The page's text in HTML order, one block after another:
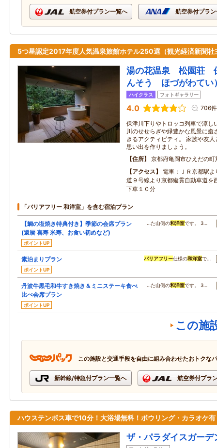
航空券付プラン一覧へ 航空券付プラ
5つ星認定2017年度人気温泉旅館ホテル250選（観光経済新聞社
湯の花温泉 松園荘
んそう ほづがわてい
ハイクラス フォトギャラリー
4.0 706件
保津川下りやトロッコ列車で涼し
川のせせらぎや緑豊かな風景に癒
きるアクティビティ。 家族や友
思い出を作りましょう。
住所
京都府亀岡市ひえだの
アクセス
電車：ＪＲ京都駅
道９号線より京都縦貫自動車道を
下車１０分
「バリアフリー 和洋室」を含む宿泊プラン
【鯛の塩焼き特典付き】季節の会席プラン
(還暦 喜寿 米寿、お食い初めなど)
ポイントUP
…た山側の和洋室です。 3…
素泊まりプラン
ポイントUP
バリアフリー仕様の和洋室で…
丹波牛黒毛和牛すき焼き＆ミニステーキ食べ
比べ会席プラン
ポイントUP
…た山側の和洋室です。 3…
この施
この施設と交通手段を自由に組み合わせたおトクな
新幹線/特急付プラン一覧へ 航空券付プラ
ハウステンボス車で10分！大浴場無料！ボウリング・カラオケ有
ザ・パラダイスガーデ